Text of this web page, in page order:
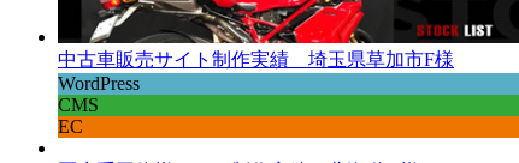
中古車販売サイト制作実績 埼玉県草加市F様
WordPress
CMS
EC